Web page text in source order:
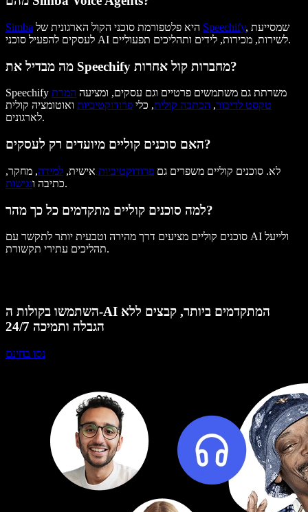
Simba Speechify, שמסייעת
לעסקים להפעיל סוכני AI לשירות, מכירות, לידים ותהליכים תפעוליים.
מה מבדיל את Speechify מחברות קול אחרות?
Speechify משרתת גם משתמשים פרטיים וגם עסקים, ומציעה המרת
טקסט לדיבור, הכתבה קולית, כלי פרודוקטיביות ואוטומציה קולית
לארגונים.
האם סוכנים קוליים מיועדים רק לעסקים?
לא. סוכנים קוליים משפרים גם פרודוקטיביות אישית, למידה, מחקר,
כתיבה ונגישות .
למה סוכנים קוליים מתקדמים כל כך מהר?
סוכנים קוליים מציעים דרך מהירה וטבעית יותר לתקשר עם AI ולייעל
תהליכים עתירי תקשורת.
השתמשו בקולות ה-AI המתקדמים ביותר, קבצים ללא
הגבלה ותמיכה 24/7
נסו בחינם